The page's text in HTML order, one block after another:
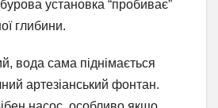
установка “пробиває”
глибини.
вода сама піднімається
артезіанський фонтан.